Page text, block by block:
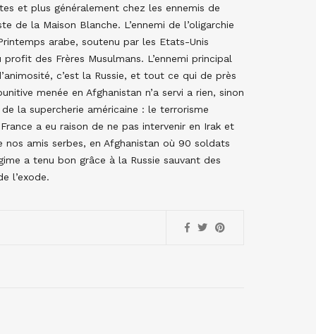
et plus généralement chez les ennemis de
de la Maison Blanche. L’ennemi de l’oligarchie
arabe, soutenu par les Etats-Unis
des Frères Musulmans. L’ennemi principal
c’est la Russie, et tout ce qui de près
menée en Afghanistan n’a servi a rien, sinon
la supercherie américaine : le terrorisme
a eu raison de ne pas intervenir en Irak et
amis serbes, en Afghanistan où 90 soldats
a tenu bon grâce à la Russie sauvant des
l’exode.